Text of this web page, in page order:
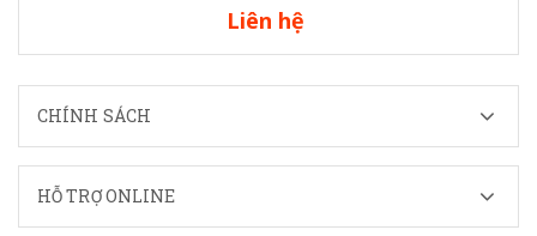
Liên hệ
CHÍNH SÁCH
HỖ TRỢ ONLINE